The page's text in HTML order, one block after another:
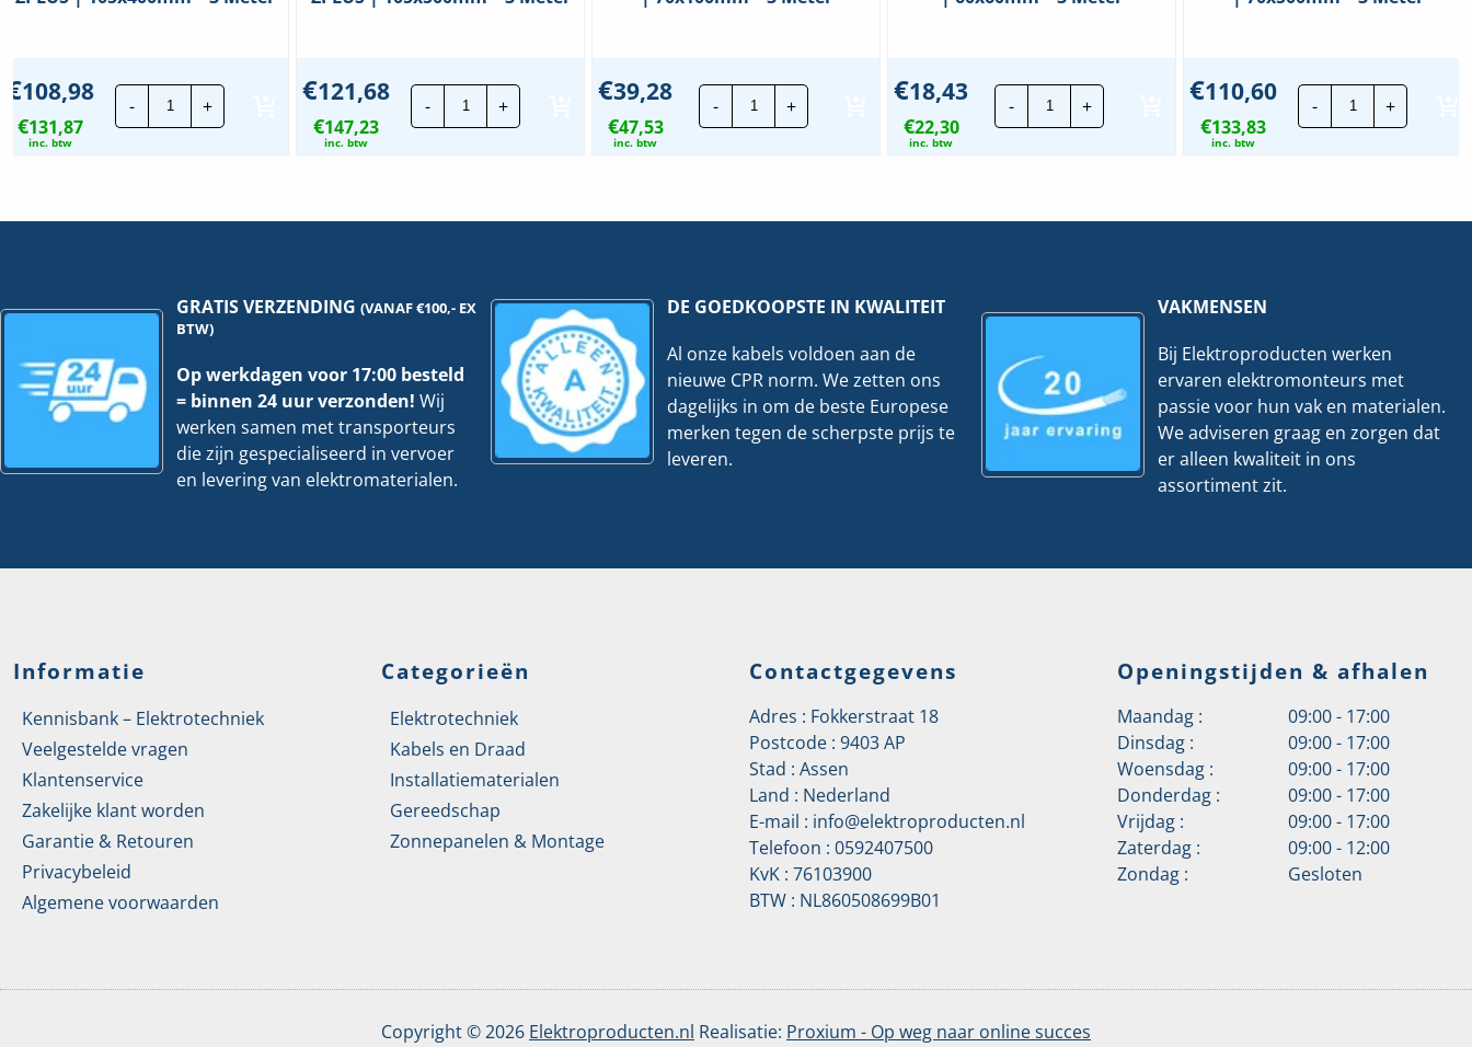
€108,98
€131,87
inc. btw
-
Stago
Draadgoot
Performa
+ €121,68
€147,23
inc. btw
-
Stago
Draadgoot
Performa
+ €39,28
€47,53
inc. btw
-
Stago
Draadgoot
Performa
+ €18,43
€22,30
inc. btw
-
Stago
Draadgoot
Performa
+ €110,60
€133,83
inc. btw
-
Stago
Draadgoot
Performa
+
GRATIS VERZENDING(VANAF €100,- EX
BTW)
Op werkdagen voor 17:00 besteld
= binnen 24 uur verzonden! Wij
werken samen met transporteurs
die zijn gespecialiseerd in vervoer
en levering van elektromaterialen.
DE GOEDKOOPSTE IN KWALITEIT
Al onze kabels voldoen aan de
nieuwe CPR norm. We zetten ons
dagelijks in om de beste Europese
merken tegen de scherpste prijs te
leveren.
VAKMENSEN
Bij Elektroproducten werken
ervaren elektromonteurs met
passie voor hun vak en materialen.
We adviseren graag en zorgen dat
er alleen kwaliteit in ons
assortiment zit.
Informatie
Kennisbank – Elektrotechniek
Veelgestelde vragen
Klantenservice
Zakelijke klant worden
Garantie & Retouren
Privacybeleid
Algemene voorwaarden
Categorieën
Elektrotechniek
Kabels en Draad
Installatiematerialen
Gereedschap
Zonnepanelen & Montage
Contactgegevens
Adres : Fokkerstraat 18
Postcode : 9403 AP
Stad : Assen
Land : Nederland
E-mail : info@elektroproducten.nl
Telefoon : 0592407500
KvK : 76103900
BTW : NL860508699B01
Openingstijden & afhalen
Maandag :
09:00 - 17:00
Dinsdag :
09:00 - 17:00
Woensdag :
09:00 - 17:00
Donderdag :
09:00 - 17:00
Vrijdag :
09:00 - 17:00
Zaterdag :
09:00 - 12:00
Zondag :
Gesloten
Copyright © 2026 Elektroproducten.nl Realisatie: Proxium - Op weg naar online succes